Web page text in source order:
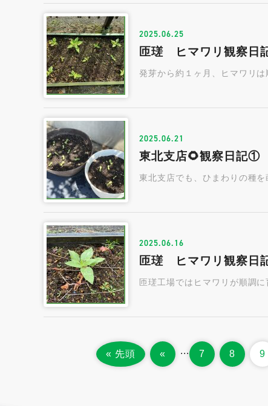
2025.06.25
匝瑳 ヒマワリ観察日
発芽から約１ヶ月、ヒマワリ
2025.06.21
東北支店🌻観察日記①
東北支店でも、ひまわりの種
2025.06.16
匝瑳 ヒマワリ観察日
匝瑳工場ではヒマワリが順調
« 先頭 « ... 7 8 9